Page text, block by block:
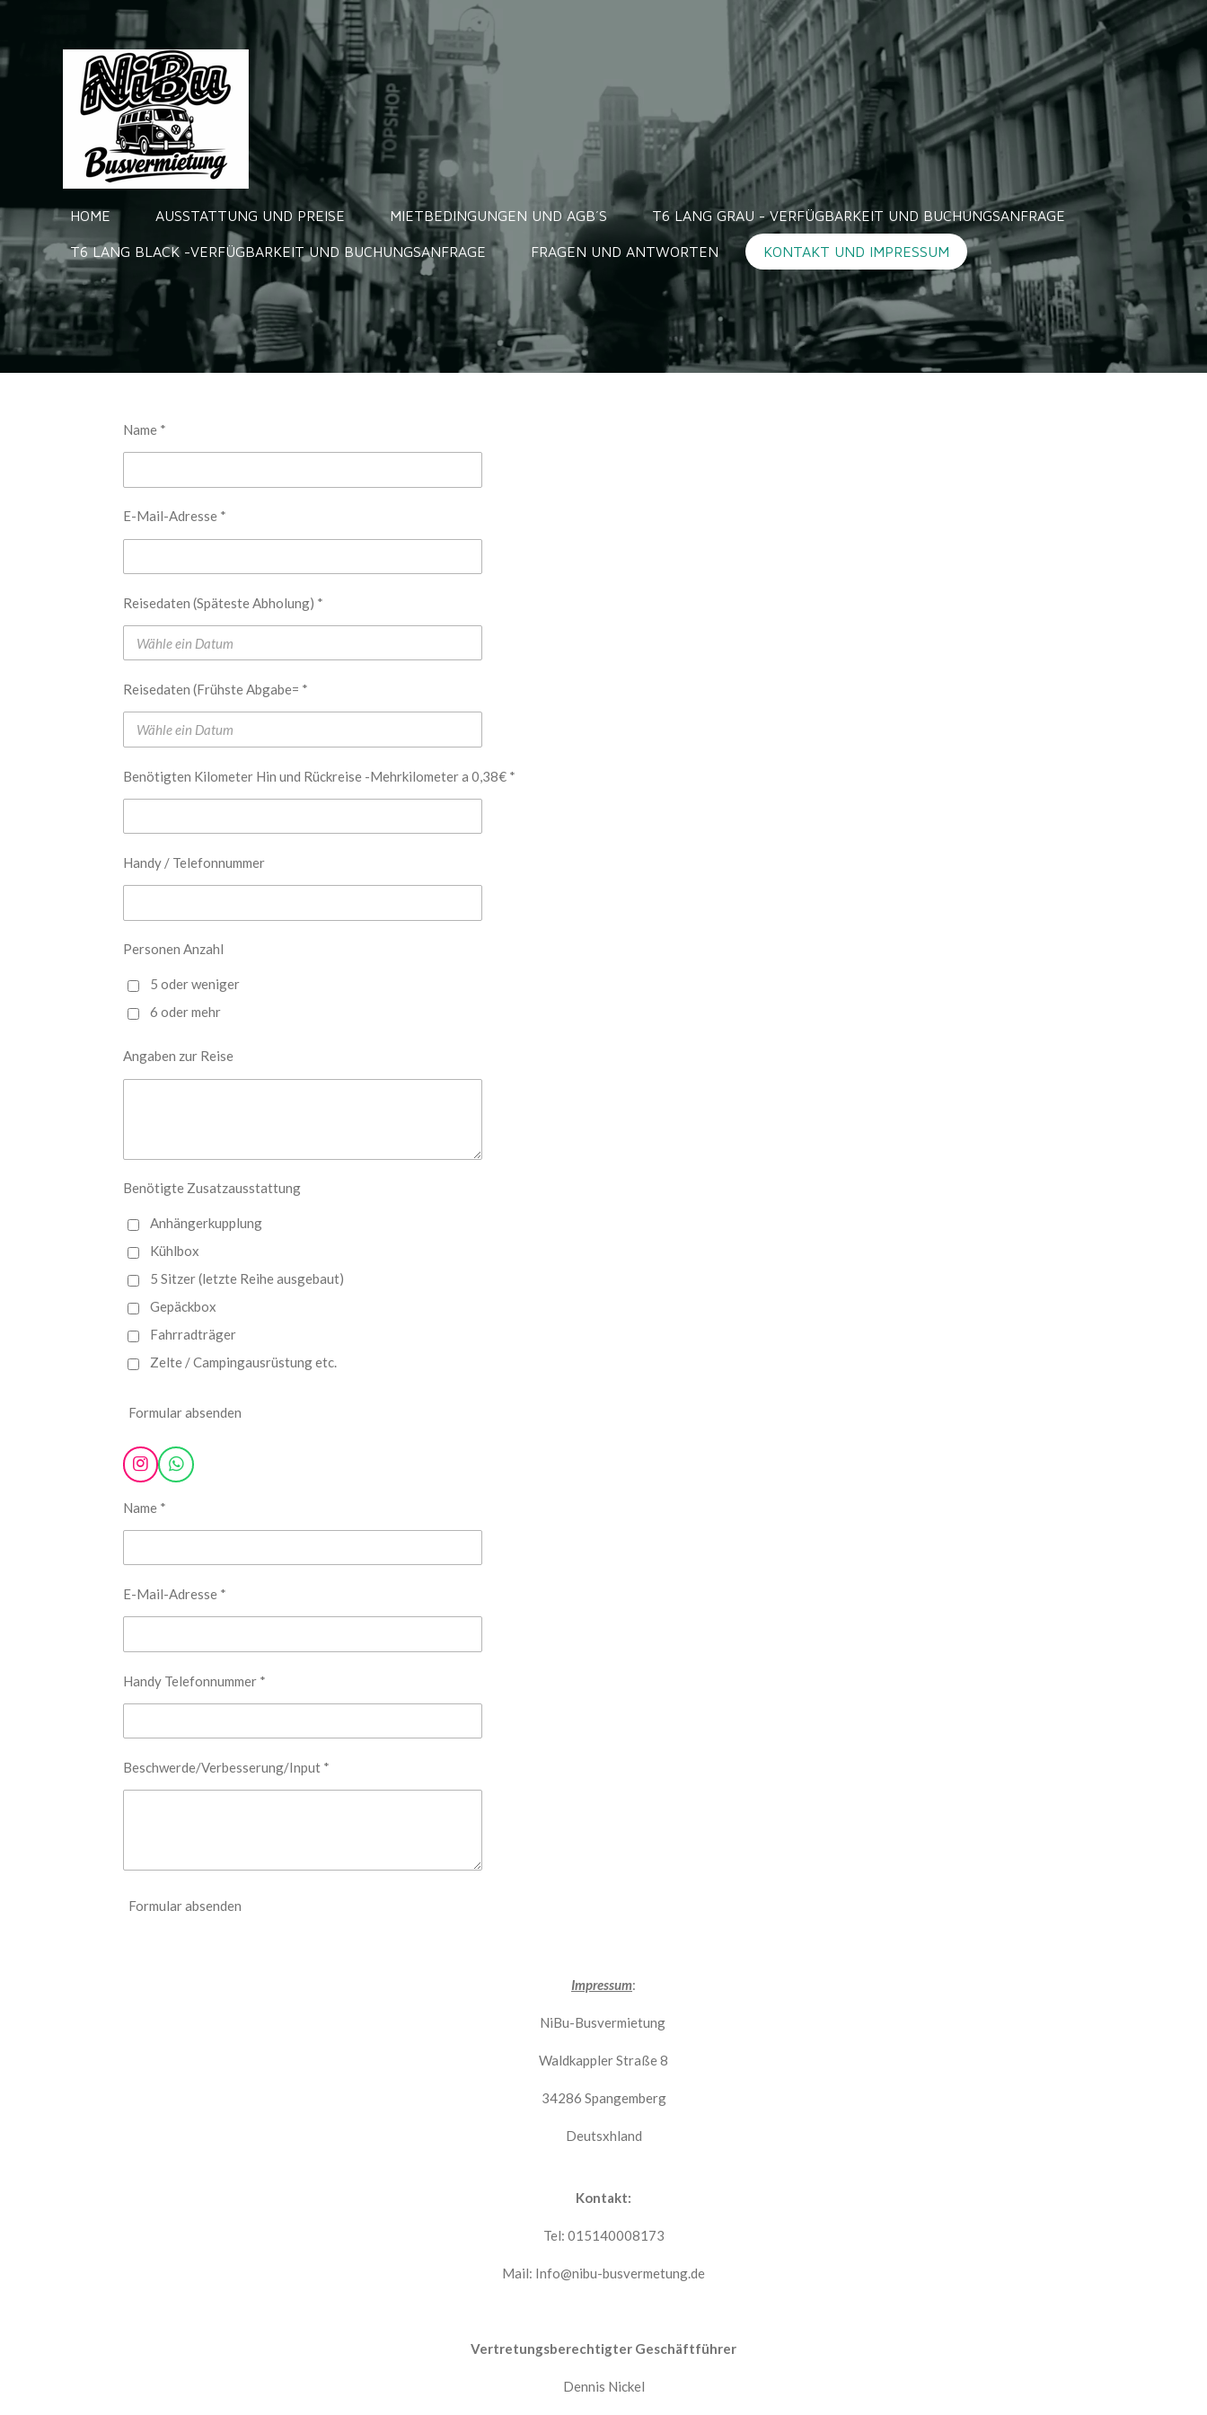
springen
HOME AUSSTATTUNG UND PREISE MIETBEDINGUNGEN UND AGB´S T6 LANG GRAU - VERFÜGBARKEIT UND BUCHUNGSANFRAGE
T6 LANG BLACK -VERFÜGBARKEIT UND BUCHUNGSANFRAGE FRAGEN UND ANTWORTEN KONTAKT UND IMPRESSUM
Name *
E-Mail-Adresse *
Reisedaten (Späteste Abholung) *
Reisedaten (Frühste Abgabe= *
Benötigten Kilometer Hin und Rückreise -Mehrkilometer a 0,38€ *
Handy / Telefonnummer
Personen Anzahl
5 oder weniger
6 oder mehr
Angaben zur Reise
Benötigte Zusatzausstattung
Anhängerkupplung
Kühlbox
5 Sitzer (letzte Reihe ausgebaut)
Gepäckbox
Fahrradträger
Zelte / Campingausrüstung etc.
Formular absenden
I
n
s
a
r
m
W
h
s
p
Name *
E-Mail-Adresse *
Handy Telefonnummer *
Beschwerde/Verbesserung/Input *
Formular absenden
Impressum:
NiBu-Busvermietung
Waldkappler Straße 8
34286 Spangemberg
Deutsxhland
Kontakt:
Tel: 015140008173
Mail: Info@nibu-busvermetung.de
Vertretungsberechtigter Geschäftführer
Dennis Nickel